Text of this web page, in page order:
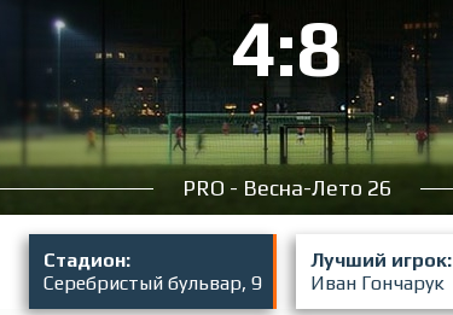
4:8
PRO - Весна-Лето 26
Стадион:
Серебристый бульвар, 9
Лучший игрок:
Иван Гончарук